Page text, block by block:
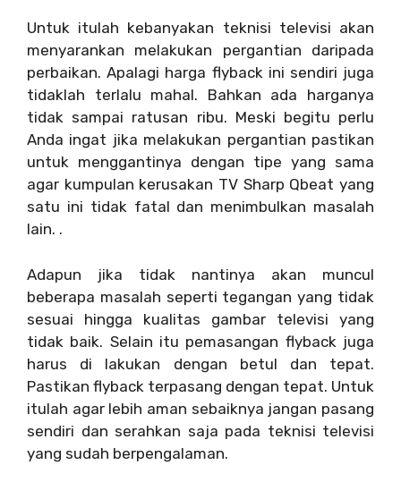
Untuk itulah kebanyakan teknisi televisi akan
menyarankan melakukan pergantian daripada
perbaikan. Apalagi harga flyback ini sendiri juga
tidaklah terlalu mahal. Bahkan ada harganya
tidak sampai ratusan ribu. Meski begitu perlu
Anda ingat jika melakukan pergantian pastikan
untuk menggantinya dengan tipe yang sama
agar kumpulan kerusakan TV Sharp Qbeat yang
satu ini tidak fatal dan menimbulkan masalah
lain. .
Adapun jika tidak nantinya akan muncul
beberapa masalah seperti tegangan yang tidak
sesuai hingga kualitas gambar televisi yang
tidak baik. Selain itu pemasangan flyback juga
harus di lakukan dengan betul dan tepat.
Pastikan flyback terpasang dengan tepat. Untuk
itulah agar lebih aman sebaiknya jangan pasang
sendiri dan serahkan saja pada teknisi televisi
yang sudah berpengalaman.